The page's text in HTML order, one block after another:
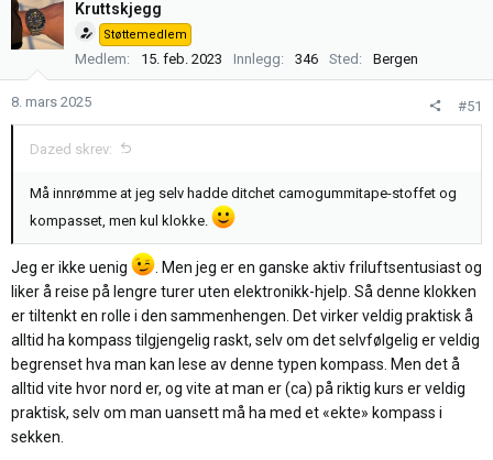
s
j
e
:
Kruttskjegg
Støttemedlem
Medlem 15. feb. 2023 Innlegg 346 Sted Bergen
8. mars 2025 #51
Dazed skrev:
Må innrømme at jeg selv hadde ditchet camogummitape-stoffet og
kompasset, men kul klokke.
Jeg er ikke uenig
. Men jeg er en ganske aktiv friluftsentusiast og
liker å reise på lengre turer uten elektronikk-hjelp. Så denne klokken
er tiltenkt en rolle i den sammenhengen. Det virker veldig praktisk å
alltid ha kompass tilgjengelig raskt, selv om det selvfølgelig er veldig
begrenset hva man kan lese av denne typen kompass. Men det å
alltid vite hvor nord er, og vite at man er (ca) på riktig kurs er veldig
praktisk, selv om man uansett må ha med et «ekte» kompass i
sekken.